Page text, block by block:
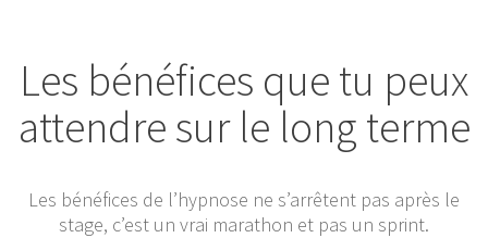
Les bénéfices que tu peux
attendre sur le long terme
Les bénéfices de l’hypnose ne s’arrêtent pas après le
stage, c’est un vrai marathon et pas un sprint.